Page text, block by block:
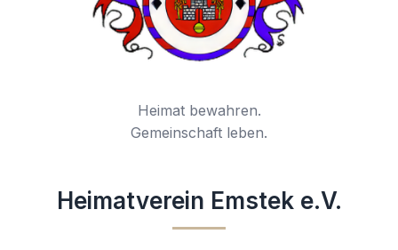
Heimat bewahren.
Gemeinschaft leben.
Heimatverein Emstek e.V.